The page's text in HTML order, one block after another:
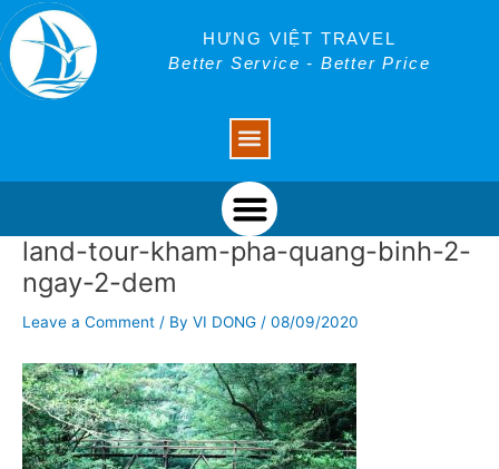
Skip
to
content
HƯNG VIỆT TRAVEL
Better Service - Better Price
Menu
land-tour-kham-pha-quang-binh-2-
ngay-2-dem
Leave a Comment / By VI DONG / 08/09/2020
Post
navigation